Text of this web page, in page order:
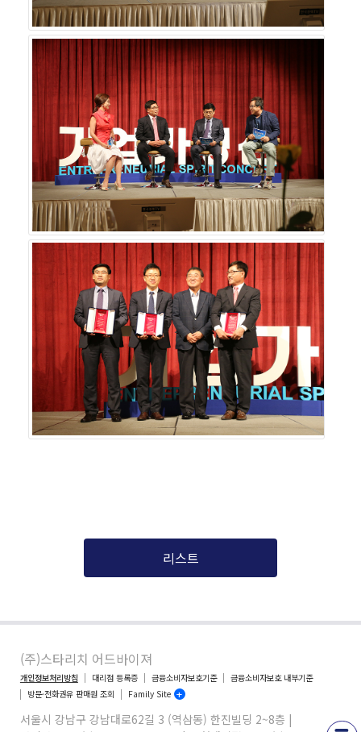
리스트
(주)스타리치 어드바이져
개인정보처리방침 대리점 등록증 금융소비자보호기준
금융소비자보호 내부기준
방문·전화권유 판매원 조회
Family Site
서울시 강남구 강남대로62길 3 (역삼동) 한진빌딩 2~8층 |